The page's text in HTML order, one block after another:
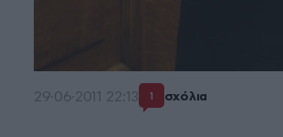
29·06·2011 22:13 1 σχόλια